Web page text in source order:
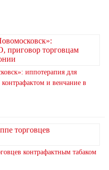
иппотерапия для
и венчание в
контрафактным табаком